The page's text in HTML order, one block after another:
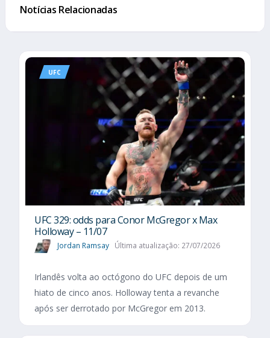
Notícias Relacionadas
UFC
UFC 329: odds para Conor McGregor x Max
Holloway – 11/07
Jordan Ramsay Última atualização: 27/07/2026
Irlandês volta ao octógono do UFC depois de um
hiato de cinco anos. Holloway tenta a revanche
após ser derrotado por McGregor em 2013.